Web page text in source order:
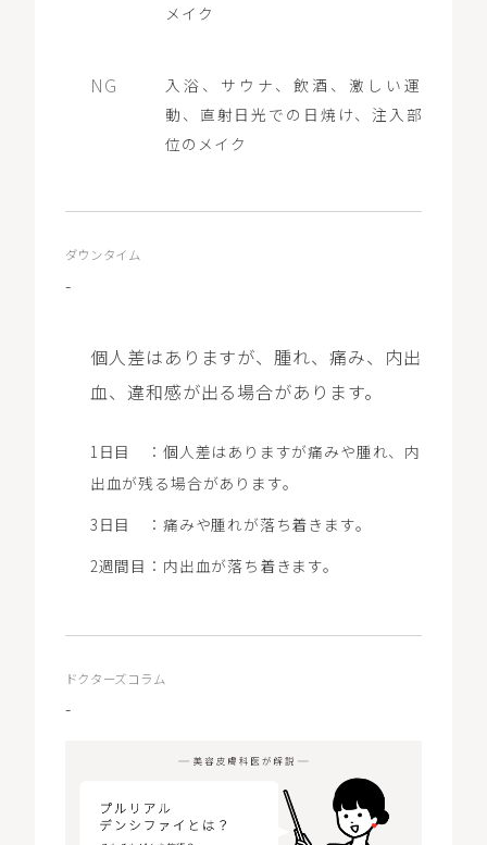
メイク
入浴、サウナ、飲酒、激しい運
動、直射日光での日焼け、注入部
位のメイク
ダウンタイム
-
個人差はありますが、腫れ、痛み、内出
血、違和感が出る場合があります。
1日目 ：個人差はありますが痛みや腫れ、内
出血が残る場合があります。
3日目 ：痛みや腫れが落ち着きます。
2週間目：内出血が落ち着きます。
ドクターズコラム
-